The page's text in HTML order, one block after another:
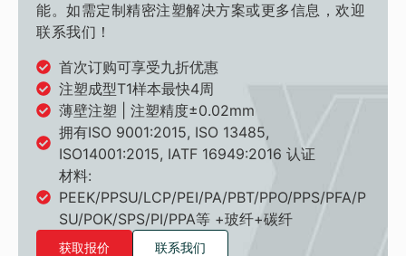
能。如需定制精密注塑解决方案或更多信息，欢迎
联系我们！
首次订购可享受九折优惠
注塑成型T1样本最快4周
薄壁注塑 | 注塑精度±0.02mm
拥有ISO 9001:2015, ISO 13485,
ISO14001:2015, IATF 16949:2016 认证
材料:
PEEK/PPSU/LCP/PEI/PA/PBT/PPO/PPS/PFA/P
SU/POK/SPS/PI/PPA等 +玻纤+碳纤
获取报价 联系我们